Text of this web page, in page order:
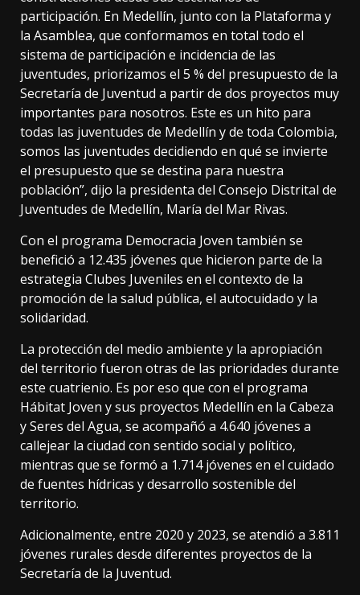
participación. En Medellín, junto con la Plataforma y
la Asamblea, que conformamos en total todo el
sistema de participación e incidencia de las
juventudes, priorizamos el 5 % del presupuesto de la
Secretaría de Juventud a partir de dos proyectos muy
importantes para nosotros. Este es un hito para
todas las juventudes de Medellín y de toda Colombia,
somos las juventudes decidiendo en qué se invierte
el presupuesto que se destina para nuestra
población”, dijo la presidenta del Consejo Distrital de
Juventudes de Medellín, María del Mar Rivas.
Con el programa Democracia Joven también se
benefició a 12.435 jóvenes que hicieron parte de la
estrategia Clubes Juveniles en el contexto de la
promoción de la salud pública, el autocuidado y la
solidaridad.
La protección del medio ambiente y la apropiación
del territorio fueron otras de las prioridades durante
este cuatrienio. Es por eso que con el programa
Hábitat Joven y sus proyectos Medellín en la Cabeza
y Seres del Agua, se acompañó a 4.640 jóvenes a
callejear la ciudad con sentido social y político,
mientras que se formó a 1.714 jóvenes en el cuidado
de fuentes hídricas y desarrollo sostenible del
territorio.
Adicionalmente, entre 2020 y 2023, se atendió a 3.811
jóvenes rurales desde diferentes proyectos de la
Secretaría de la Juventud.